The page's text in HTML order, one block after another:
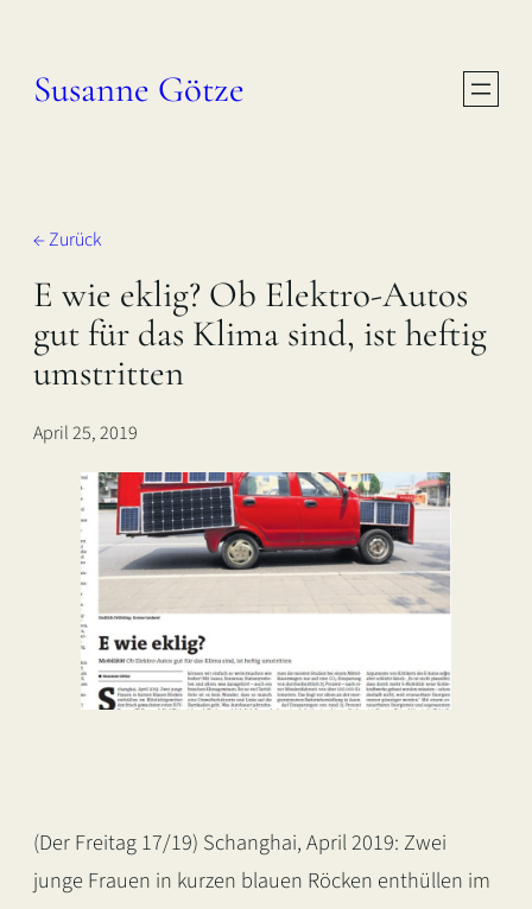
springen
Susanne Götze
← Zurück
E wie eklig? Ob Elektro-Autos
gut für das Klima sind, ist heftig
umstritten
April 25, 2019
(Der Freitag 17/19) Schanghai, April 2019: Zwei
junge Frauen in kurzen blauen Röcken enthüllen im